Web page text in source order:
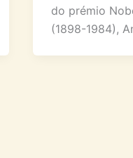
do prémio
(1898-1984),